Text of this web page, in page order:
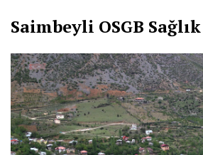
İSTANBUL ANADOLU YAKASI
ANKARA
İZMİR
ADANA
ADIYAMAN
Saimbeyli OSGB